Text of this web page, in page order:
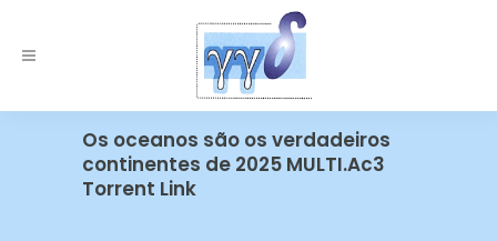
Os oceanos são os verdadeiros
continentes de 2025 MULTI.Ac3
Torrent Link